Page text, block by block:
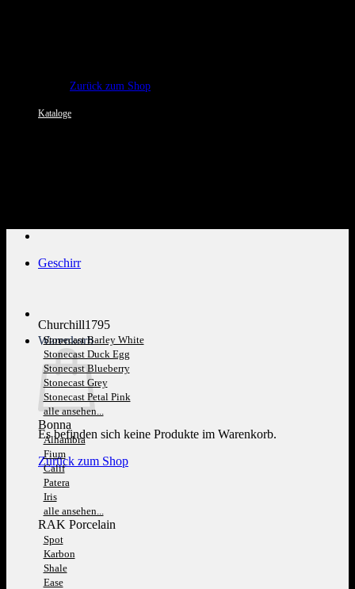
Zurück zum Shop
Kataloge
Warenkorb
Es befinden sich keine Produkte im Warenkorb.
Zurück zum Shop
Geschirr
Churchill1795
Stonecast Barley White
Stonecast Duck Egg
Stonecast Blueberry
Stonecast Grey
Stonecast Petal Pink
alle ansehen...
Bonna
Alhambra
Fium
Calif
Patera
Iris
alle ansehen...
RAK Porcelain
Spot
Karbon
Shale
Ease